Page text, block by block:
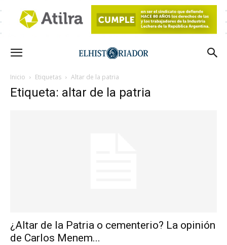
Inicio Etiquetas Altar de la patria
Etiqueta: altar de la patria
¿Altar de la Patria o cementerio? La opinión
de Carlos Menem...